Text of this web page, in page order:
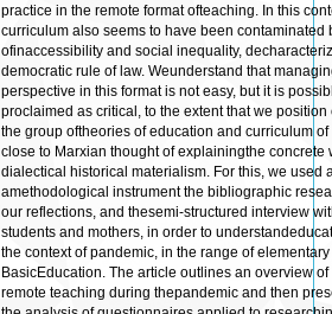
practice in the remote format ofteaching. In this
curriculum also seems to have been contaminated
ofinaccessibility and social inequality,
democratic rule of law. Weunderstand that
perspective in this format is not easy, but it is
proclaimed as critical, to the extent that we
the group oftheories of education and curriculum
close to Marxian thought of explainingthe concrete
dialectical historical materialism. For this, we used
amethodological instrument the bibliographic
our reflections, and thesemi-structured interview
students and mothers, in order to
the context of pandemic, in the range of
BasicEducation. The article outlines an overview of
remote teaching during thepandemic and then